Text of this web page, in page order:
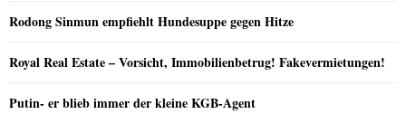
Rodong Sinmun empfiehlt Hundesuppe gegen Hitze
Royal Real Estate – Vorsicht, Immobilienbetrug! Fakevermietungen!
Putin- er blieb immer der kleine KGB-Agent